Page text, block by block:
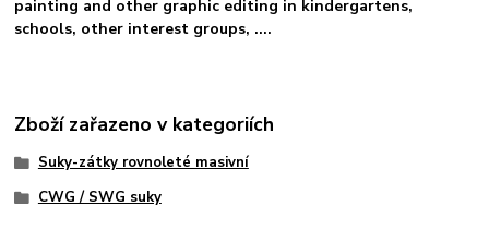
painting and other graphic editing in kindergartens,
schools, other interest groups, ....
Zboží zařazeno v kategoriích
Suky-zátky rovnoleté masivní
CWG / SWG suky